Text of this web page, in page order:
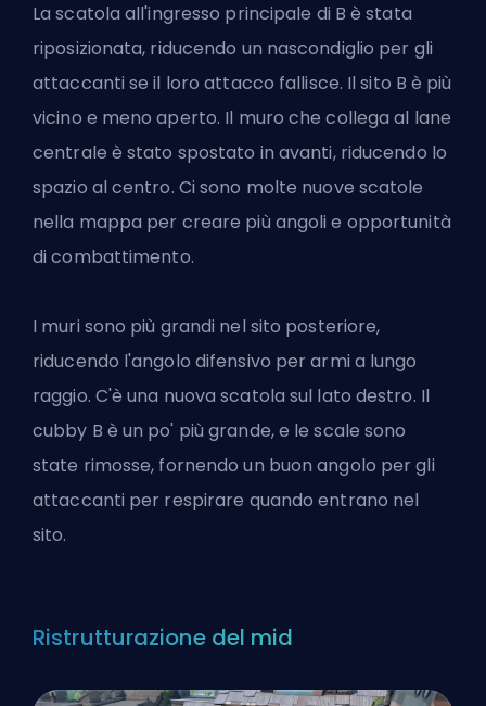
La scatola all'ingresso principale di B è stata
riposizionata, riducendo un nascondiglio per gli
attaccanti se il loro attacco fallisce. Il sito B è più
vicino e meno aperto. Il muro che collega al lane
centrale è stato spostato in avanti, riducendo lo
spazio al centro. Ci sono molte nuove scatole
nella mappa per creare più angoli e opportunità
di combattimento.
I muri sono più grandi nel sito posteriore,
riducendo l'angolo difensivo per armi a lungo
raggio. C'è una nuova scatola sul lato destro. Il
cubby B è un po' più grande, e le scale sono
state rimosse, fornendo un buon angolo per gli
attaccanti per respirare quando entrano nel
sito.
Ristrutturazione del mid